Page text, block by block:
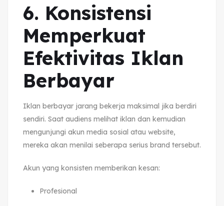
6. Konsistensi
Memperkuat
Efektivitas Iklan
Berbayar
Iklan berbayar jarang bekerja maksimal jika berdiri
sendiri. Saat audiens melihat iklan dan kemudian
mengunjungi akun media sosial atau website,
mereka akan menilai seberapa serius brand tersebut.
Akun yang konsisten memberikan kesan:
Profesional